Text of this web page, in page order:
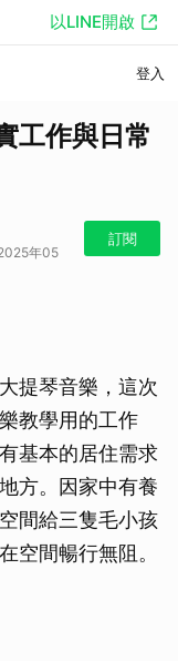
以LINE開啟
登入
工作與日常
年05
訂閱
提琴音樂，這次
教學用的工作
基本的居住需求
方。因家中有養
間給三隻毛小孩
空間暢行無阻。